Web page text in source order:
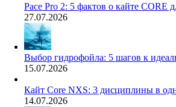
Pace Pro 2: 5 фактов о кайте CORE
27.07.2026
Выбор гидрофойла: 5 шагов к
15.07.2026
Кайт Core NXS: 3 дисциплины в
14.07.2026